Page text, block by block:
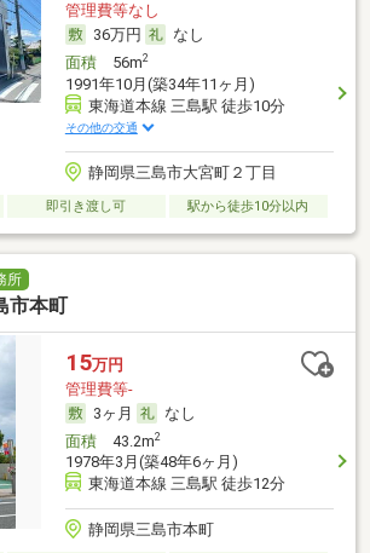
管理費等なし
36万円
なし
面積56m2
1991年10月(築34年11ヶ月)
東海道本線 三島駅 徒歩10分
その他の交通
静岡県三島市大宮町２丁目
即引き渡し可 駅から徒歩10分以内
所
市本町
15万円
管理費等-
3ヶ月
なし
面積43.2m2
1978年3月(築48年6ヶ月)
東海道本線 三島駅 徒歩12分
静岡県三島市本町